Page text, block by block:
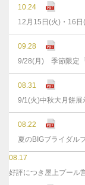
10.24
12月15日(火)・16日
09.28
9/28(月) 季節限定
08.31
9/1(火)中秋大月餅展
08.22
夏のBIGブライダル
08.17
好評につき屋上プール